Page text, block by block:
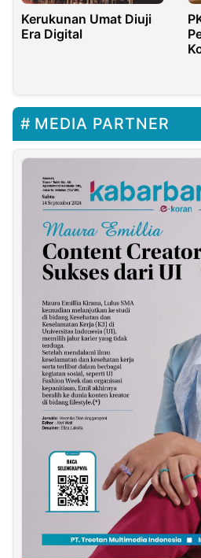
Kerukunan Umat Diuji
Era Digital
MEDIA PARTNER